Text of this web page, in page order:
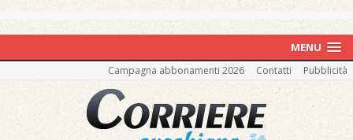
MENU
Campagna abbonamenti 2026 Contatti Pubblicità